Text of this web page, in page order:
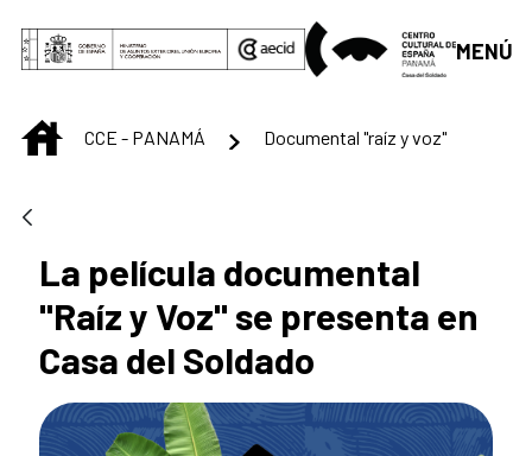
Saltar al contenido principal
MENÚ
INICIOCCE - PANAMÁ Documental "raíz y voz"
La película documental
"Raíz y Voz" se presenta en
Casa del Soldado